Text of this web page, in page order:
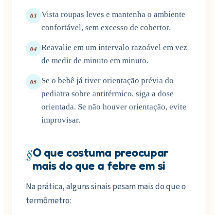
03 Vista roupas leves e mantenha o ambiente
confortável, sem excesso de cobertor.
04 Reavalie em um intervalo razoável em vez
de medir de minuto em minuto.
05 Se o bebê já tiver orientação prévia do
pediatra sobre antitérmico, siga a dose
orientada. Se não houver orientação, evite
improvisar.
§O que costuma preocupar
mais do que a febre em si
Na prática, alguns sinais pesam mais do que o
termômetro: